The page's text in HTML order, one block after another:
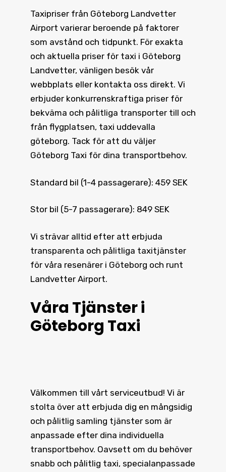
Taxipriser från Göteborg Landvetter
Airport varierar beroende på faktorer
som avstånd och tidpunkt. För exakta
och aktuella priser för taxi i Göteborg
Landvetter, vänligen besök vår
webbplats eller kontakta oss direkt. Vi
erbjuder konkurrenskraftiga priser för
bekväma och pålitliga transporter till och
från flygplatsen, taxi uddevalla
göteborg. Tack för att du väljer
Göteborg Taxi för dina transportbehov.
Standard bil (1-4 passagerare): 459 SEK
Stor bil (5-7 passagerare): 849 SEK
Vi strävar alltid efter att erbjuda
transparenta och pålitliga taxitjänster
för våra resenärer i Göteborg och runt
Landvetter Airport.
Våra Tjänster i
Göteborg Taxi
Välkommen till vårt serviceutbud! Vi är
stolta över att erbjuda dig en mångsidig
och pålitlig samling tjänster som är
anpassade efter dina individuella
transportbehov. Oavsett om du behöver
snabb och pålitlig taxi, specialanpassade